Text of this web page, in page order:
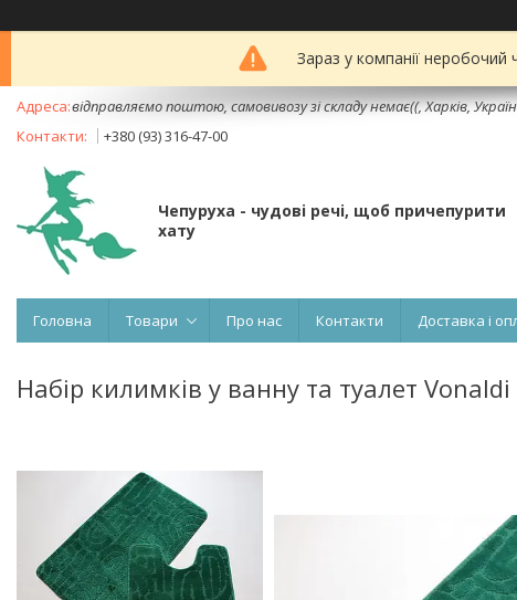
Зараз у компанії
відправляємо поштою, самовивозу зі складу немає((, Харків,
+380 (93) 316-47-00
Чепуруха - чудовi речi, щоб причепурити
хату
Головна Товари Про нас Контакти Доставка і
Набір килимків у ванну та туалет